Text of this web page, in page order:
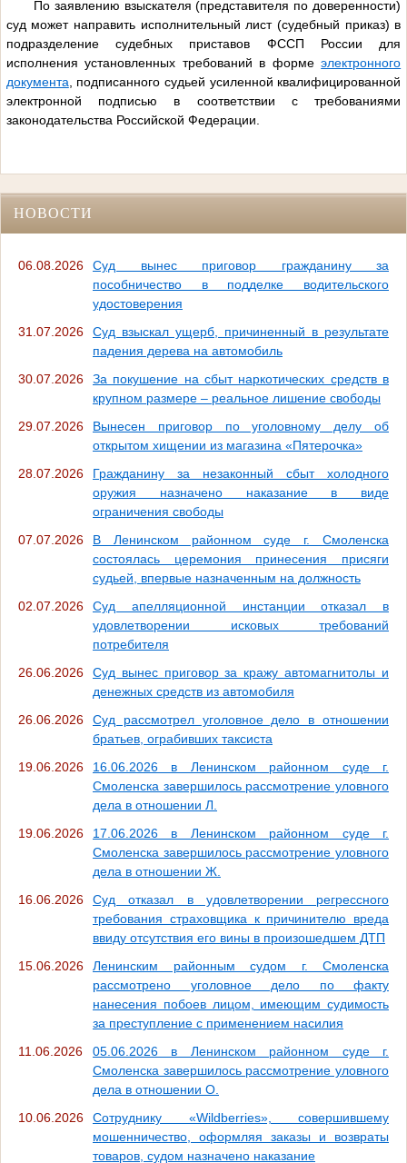
По заявлению взыскателя (представителя по доверенности)
суд может направить исполнительный лист (судебный приказ) в
подразделение судебных приставов ФССП России для
исполнения установленных требований в формеэлектронного
документа , подписанного судьей усиленной квалифицированной
электронной подписью в соответствии с требованиями
законодательства Российской Федерации.
НОВОСТИ
06.08.2026
Суд вынес приговор гражданину за
пособничество в подделке водительского
удостоверения
31.07.2026
Суд взыскал ущерб, причиненный в результате
падения дерева на автомобиль
30.07.2026
За покушение на сбыт наркотических средств в
крупном размере – реальное лишение свободы
29.07.2026
Вынесен приговор по уголовному делу об
открытом хищении из магазина «Пятерочка»
28.07.2026
Гражданину за незаконный сбыт холодного
оружия назначено наказание в виде
ограничения свободы
07.07.2026
В Ленинском районном суде г. Смоленска
состоялась церемония принесения присяги
судьей, впервые назначенным на должность
02.07.2026
Суд апелляционной инстанции отказал в
удовлетворении исковых требований
потребителя
26.06.2026
Суд вынес приговор за кражу автомагнитолы и
денежных средств из автомобиля
26.06.2026
Суд рассмотрел уголовное дело в отношении
братьев, ограбивших таксиста
19.06.2026
16.06.2026 в Ленинском районном суде г.
Смоленска завершилось рассмотрение уловного
дела в отношении Л.
19.06.2026
17.06.2026 в Ленинском районном суде г.
Смоленска завершилось рассмотрение уловного
дела в отношении Ж.
16.06.2026
Суд отказал в удовлетворении регрессного
требования страховщика к причинителю вреда
ввиду отсутствия его вины в произошедшем ДТП
15.06.2026
Ленинским районным судом г. Смоленска
рассмотрено уголовное дело по факту
нанесения побоев лицом, имеющим судимость
за преступление с применением насилия
11.06.2026
05.06.2026 в Ленинском районном суде г.
Смоленска завершилось рассмотрение уловного
дела в отношении О.
10.06.2026
Сотруднику «Wildberries», совершившему
мошенничество, оформляя заказы и возвраты
товаров, судом назначено наказание